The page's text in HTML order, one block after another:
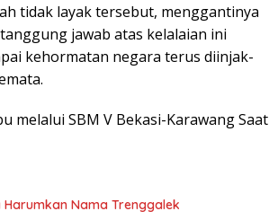
tidak layak tersebut, menggantinya
jawab atas kelalaian ini
kehormatan negara terus diinjak-
melalui SBM V Bekasi-Karawang Saat
Harumkan Nama Trenggalek